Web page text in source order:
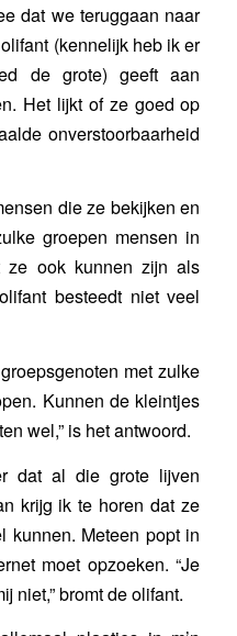
dat we teruggaan naar
(kennelijk heb ik er
de grote) geeft aan
Het lijkt of ze goed op
onverstoorbaarheid
die ze bekijken en
groepen mensen in
ze ook kunnen zijn als
besteedt niet veel
met zulke
Kunnen de kleintjes
wel,” is het antwoord.
dat al die grote lijven
krijg ik te horen dat ze
kunnen. Meteen popt in
moet opzoeken. “Je
niet,” bromt de olifant.